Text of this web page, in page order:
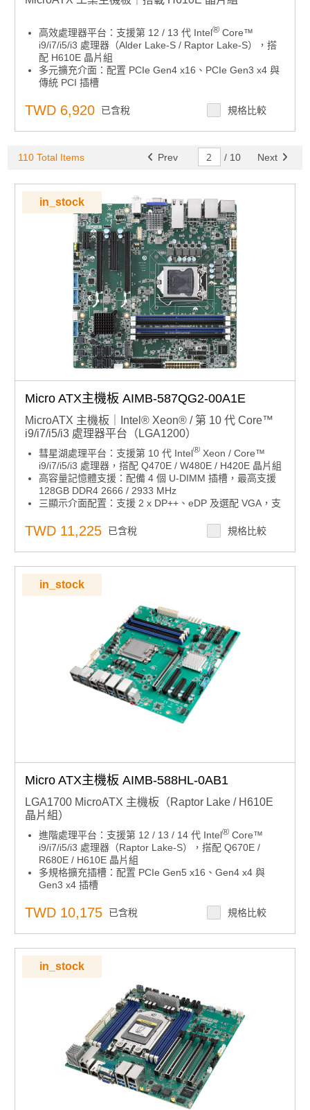
高效處理器平台：支援第 12 / 13 代 Intel® Core™
i9/i7/i5/i3 處理器（Alder Lake-S / Raptor Lake-S），搭
配 H610E 晶片組
多元擴充介面：配置 PCIe Gen4 x16、PCIe Gen3 x4 與
傳統 PCI 插槽
SATA III、1 x GbE LAN、1 x 2.5GbE LAN、1 x M.2 M-
記憶體容量彈性：提供 2 x UDIMM 插槽，最高支援
TWD 6,920 已含稅 規格比較
110 Total Items Prev / 10 Next
in_stock
Micro ATX主機板 AIMB-587QG2-00A1E
MicroATX 主機板｜Intel® Xeon® / 第 10 代 Core™
i9/i7/i5/i3 處理器平台（LGA1200）
彗星湖處理平台：支援第 10 代 Intel® Xeon / Core™
i9/i7/i5/i3 處理器，搭配 Q470E / W480E / H420E 晶片組
高容量記憶體支援：配備 4 個 U-DIMM 插槽，最高支援
128GB DDR4 2666 / 2933 MHz
三顯示介面配置：支援 2 x DP++、eDP 及選配 VGA，支
遠端管理功能：相容 Intel AMT 12.0 與 Intel vPro 技術
高速擴充介面：支援 PCIe Gen3、2 x 10GbE LAN、2 x
GbE LAN、M.2（M-Key）與最多 8 x SATA III
多 USB 介面配置：支援 4 x USB 3.2 Gen2、6 x USB
3.1 Gen1 與 6 x USB 2.0
軟體平台整合：相容 SUSI、Ubuntu 20.04 LTS、WISE-
DeviceOn 與 Edge AI Suite
TWD 11,225 已含稅 規格比較
in_stock
Micro ATX主機板 AIMB-588HL-0AB1
LGA1700 MicroATX 主機板（Raptor Lake / H610E
晶片組）
進階處理平台：支援第 12 / 13 / 14 代 Intel® Core™
i9/i7/i5/i3 處理器（Raptor Lake-S），搭配 Q670E /
R680E / H610E 晶片組
多規格擴充插槽：配置 PCIe Gen5 x16、Gen4 x4 與
Gen3 x4 插槽
Type-C、4 x USB 2.0、8 x SATA III、1 x GbE LAN、3 x
2.5GbE LAN、1 x M.2 M-Key
四顯示輸出：支援 2 x DP++、1 x HDMI 與 1 x eDP，對
應四螢幕應用
高速記憶體支援：搭載 4 x UDIMM 插槽，最高支援
32GB DDR5 5200MHz
TWD 10,175 已含稅 規格比較
in_stock